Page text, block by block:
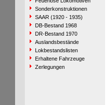
Sonderkonstruktionen
SAAR (1920 - 1935)
DB-Bestand 1968
DR-Bestand 1970
Auslandsbestände
Lokbestandslisten
Erhaltene Fahrzeuge
Zerlegungen